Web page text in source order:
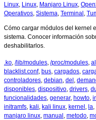
Linux, Linux, Manjaro Linux,
Operativos, Sistema, Terminal ,
Cómo cargar módulos del kernel
sistema. Conocer información
deshabilitarlos.
.ko, /lib/modules, /proc/modules, al
blacklist.conf, bus, cargados,
controladores, debian, del ,
disponibles, dispositivo, drivers,
funcionalidades, generar, howto,
initramfs, kali, kali linux, kernel , la,
manjaro linux, manual , metodo,